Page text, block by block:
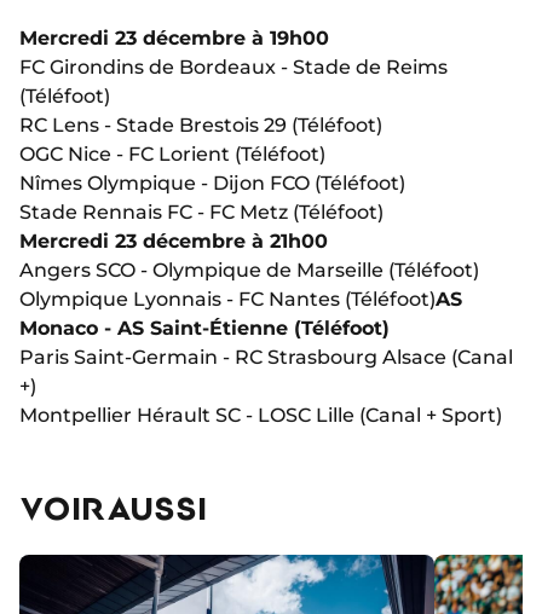
Mercredi 23 décembre à 19h00
FC Girondins de Bordeaux - Stade de Reims
(Téléfoot)
RC Lens - Stade Brestois 29 (Téléfoot)
OGC Nice - FC Lorient (Téléfoot)
Nîmes Olympique - Dijon FCO (Téléfoot)
Stade Rennais FC - FC Metz (Téléfoot)
Mercredi 23 décembre à 21h00
Angers SCO - Olympique de Marseille (Téléfoot)
Olympique Lyonnais - FC Nantes (Téléfoot)AS
Monaco - AS Saint-Étienne (Téléfoot)
Paris Saint-Germain - RC Strasbourg Alsace (Canal
+)
Montpellier Hérault SC - LOSC Lille (Canal + Sport)
VOIR AUSSI